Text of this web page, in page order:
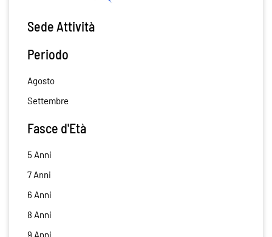
Sede Attività
Periodo
Agosto
Settembre
Fasce d'Età
5 Anni
7 Anni
6 Anni
8 Anni
9 Anni